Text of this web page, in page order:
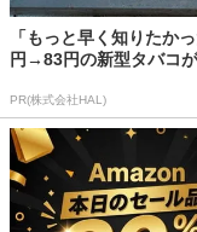
「もっと早く知りたか
円→83円の新型タバコ
PR(株式会社HAL)